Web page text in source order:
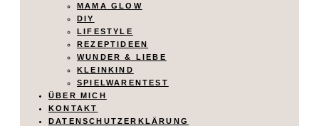
MAMA GLOW
DIY
LIFESTYLE
REZEPTIDEEN
WUNDER & LIEBE
KLEINKIND
SPIELWARENTEST
ÜBER MICH
KONTAKT
DATENSCHUTZERKLÄRUNG